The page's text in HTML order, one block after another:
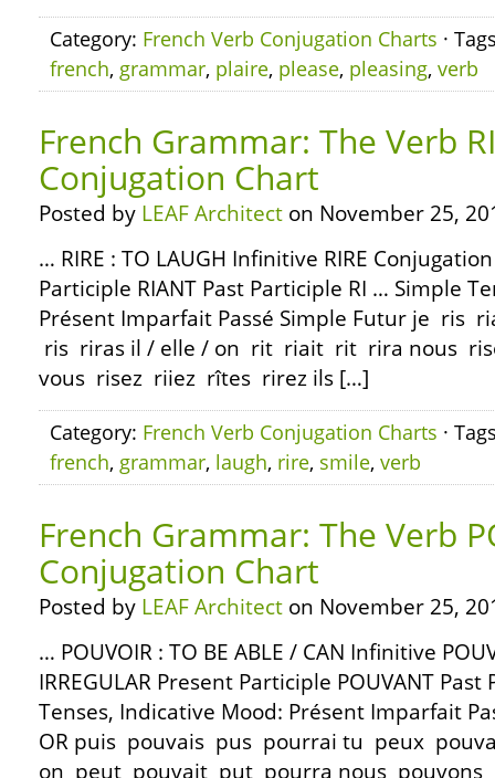
Category: French Verb Conjugation Charts ·
french, grammar, plaire, please, pleasing, verb
French Grammar: The Verb
Conjugation Chart
Posted by LEAF Architect on November 25,
… RIRE : TO LAUGH Infinitive RIRE
Participle RIANT Past Participle RI … Simple
Présent Imparfait Passé Simple Futur je
ris riras il / elle / on rit riait rit rira nous
vous risez riiez rîtes rirez ils […]
Category: French Verb Conjugation Charts ·
french, grammar, laugh, rire, smile, verb
French Grammar: The Verb
Conjugation Chart
Posted by LEAF Architect on November 25,
… POUVOIR : TO BE ABLE / CAN Infinitive
IRREGULAR Present Participle POUVANT
Tenses, Indicative Mood: Présent Imparfait
OR puis pouvais pus pourrai tu peux
on peut pouvait put pourra nous pouvons